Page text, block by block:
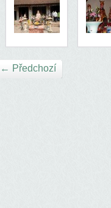
← Předchozí